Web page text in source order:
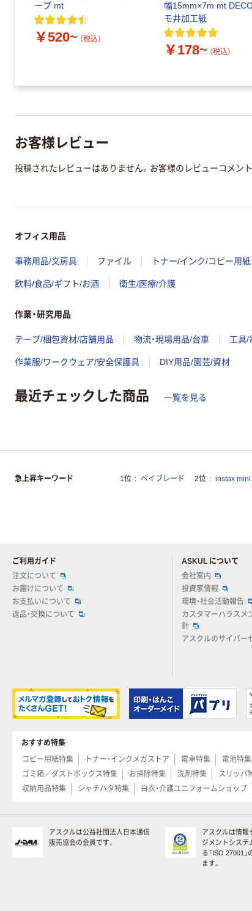
ープ mt
￥520~ （税込）
幅15mm×7m mt
モ井加工紙
￥178~ （税込）
お客様レビュー
投稿されたレビューはありません。お客様のレビューコメン
オフィス用品
事務用品/文房具 ファイル トナー/インク/コピー用紙
飲料/食品/ギフト/お酒 衛生/医療/介護
作業・研究用品
テープ/梱包資材/店舗用品 物流・現場用品/台車 工具/
作業服/ワークウェア/安全保護具 DIY用品/園芸/資材
最近チェックした商品 一覧を見る
急上昇キーワード 1位 ベイブレード 2位 instax
ご利用ガイド
注文について
お届けについて
お支払いについて
返品・交換について
ASKUL について
会社案内
投資家情報
環境・社会活動報告
カスタマーハラスメ
針
アスクルのサイバー
おすすめ特集
コピー用紙特集
トナー・インクメガストア 電卓特集 電池特集
ゴミ箱／ダストボックス特集
お掃除特集 洗剤特集 スリッパ
収納用品特集
シャチハタ特集 白衣・介護ユニフォームショップ
アスクルは公益社団法人日本通信
販売協会の会員です。
アスクルは情報
ジメントシステ
る「ISO 27001
ます。